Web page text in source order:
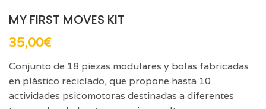
MY FIRST MOVES KIT
35,00€
Conjunto de 18 piezas modulares y bolas fabricadas
en plástico reciclado, que propone hasta 10
actividades psicomotoras destinadas a diferentes